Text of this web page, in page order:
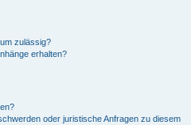
zulässig?
erhalten?
oder juristische Anfragen zu diesem